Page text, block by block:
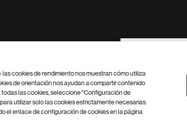
Footer Site Search
Configuración de cookies Mapa del sitio
cookies de rendimiento nos muestran cómo utiliza
de orientación nos ayudan a compartir contenido
las cookies, seleccione "Configuración de
utilizar solo las cookies estrictamente necesarias.
el enlace de configuración de cookies en la página